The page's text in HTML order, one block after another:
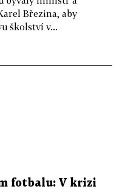
Březina, aby
školství v...
fotbalu: V krizi